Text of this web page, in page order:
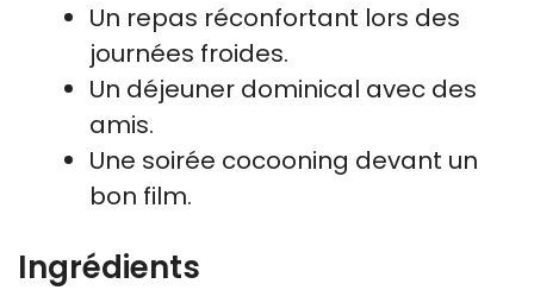
Un repas réconfortant lors des
journées froides.
Un déjeuner dominical avec des
amis.
Une soirée cocooning devant un
bon film.
Ingrédients